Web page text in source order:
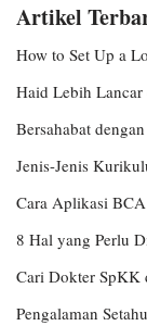
Artikel
How to Set Up a
Haid Lebih
Bersahabat
Jenis-Jenis
Cara Aplikasi
8 Hal yang Perlu
Cari Dokter SpKK
Pengalaman